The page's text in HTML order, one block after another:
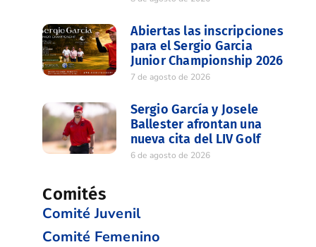
Abiertas las inscripciones
para el Sergio Garcia
Junior Championship 2026
7 de agosto de 2026
Sergio García y Josele
Ballester afrontan una
nueva cita del LIV Golf
6 de agosto de 2026
Comités
Comité Juvenil
Comité Femenino